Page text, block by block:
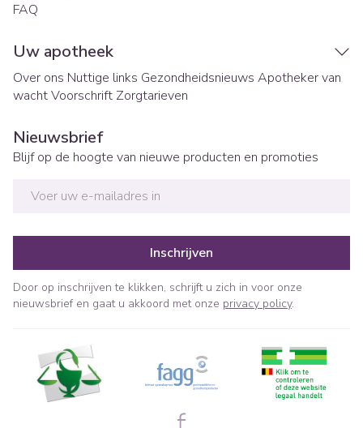
FAQ
Uw apotheek
Over ons Nuttige links Gezondheidsnieuws Apotheker van
wachtVoorschrift Zorgtarieven
Nieuwsbrief
Blijf op de hoogte van nieuwe producten en promoties
Inschrijven
Door op inschrijven te klikken, schrijft u zich in voor onze
nieuwsbrief en gaat u akkoord met onze privacy policy.